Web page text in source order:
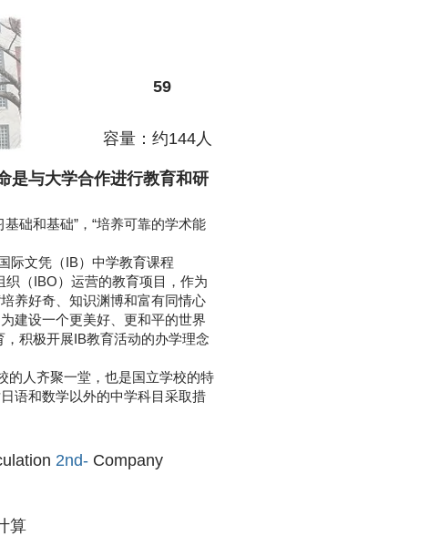
59
容量：约144人
是与大学合作进行教育和研
础和基础”，“培养可靠的学术能
际文凭（IB）中学教育课程
织（IBO）运营的教育项目，作为
养好奇、知识渊博和富有同情心
建设一个更美好、更和平的世界
积极开展IB教育活动的办学理念
的人齐聚一堂，也是国立学校的特
语和数学以外的中学科目采取措
2nd- Company
算